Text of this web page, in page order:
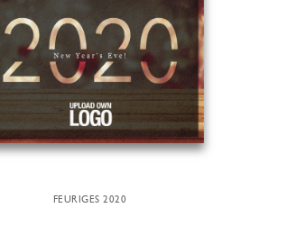
FEURIGES 2020